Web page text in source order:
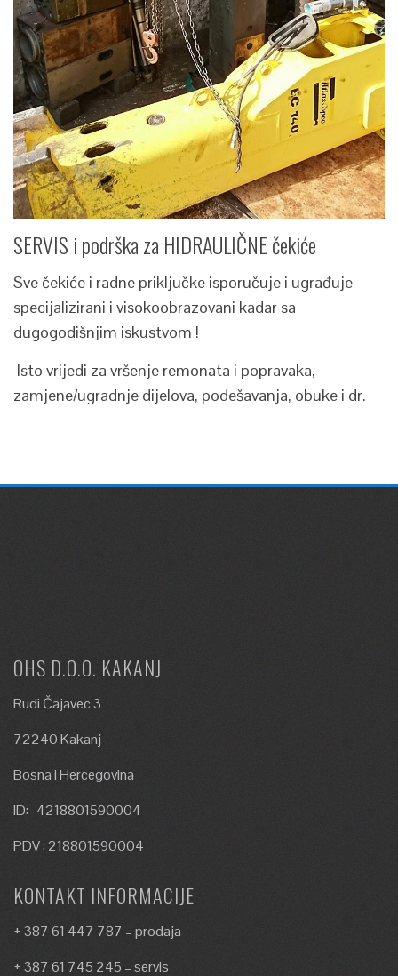
SERVIS i podrška za HIDRAULIČNE čekiće
Sve čekiće i radne priključke isporučuje i ugrađuje
specijalizirani i visokoobrazovani kadar sa
dugogodišnjim iskustvom !
Isto vrijedi za vršenje remonata i popravaka,
zamjene/ugradnje dijelova, podešavanja, obuke i dr.
OHS D.O.O. KAKANJ
Rudi Čajavec 3
72240 Kakanj
Bosna i Hercegovina
ID: 4218801590004
PDV : 218801590004
KONTAKT INFORMACIJE
+ 387 61 447 787 – prodaja
+ 387 61 745 245 – servis